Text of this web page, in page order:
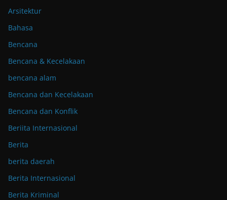
Arsitektur
Bahasa
Bencana
Bencana & Kecelakaan
bencana alam
Bencana dan Kecelakaan
Bencana dan Konflik
Beriita Internasional
Berita
berita daerah
Berita Internasional
Berita Kriminal